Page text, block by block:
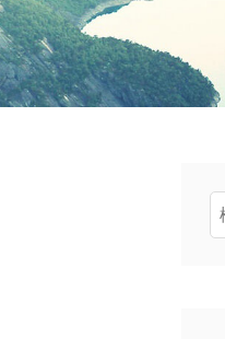
検
索: